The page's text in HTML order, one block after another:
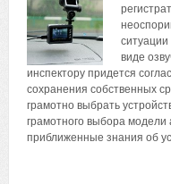
ситуации
виде
инспектору придется
сохранения собственных
грамотно выбрать
грамотного выбора модели
приближенные знания об